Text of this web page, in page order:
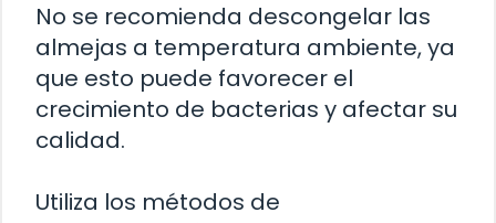
No se recomienda descongelar las
almejas a temperatura ambiente, ya
que esto puede favorecer el
crecimiento de bacterias y afectar su
calidad.
Utiliza los métodos de